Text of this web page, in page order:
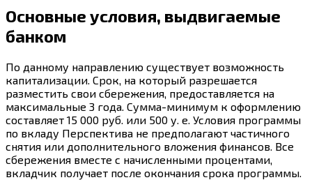
Основные условия, выдвигаемые
банком
По данному направлению существует возможность
капитализации. Срок, на который разрешается
разместить свои сбережения, предоставляется на
максимальные 3 года. Сумма-минимум к оформлению
составляет 15 000 руб. или 500 у. е. Условия программы
по вкладу Перспектива не предполагают частичного
снятия или дополнительного вложения финансов. Все
сбережения вместе с начисленными процентами,
вкладчик получает после окончания срока программы.